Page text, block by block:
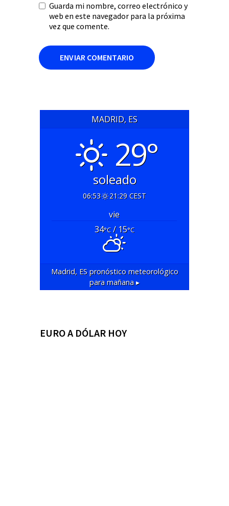
Guarda mi nombre, correo electrónico y
web en este navegador para la próxima
vez que comente.
MADRID, ES
29°
soleado
06:53 21:29 CEST
vie
34°C/ 15°C
Madrid, ESpronóstico meteorológico
para mañana ▸
EURO A DÓLAR HOY